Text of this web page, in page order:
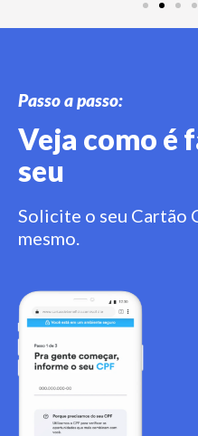
Passo a passo:
Veja como é
seu
Solicite o seu Cartão
mesmo.